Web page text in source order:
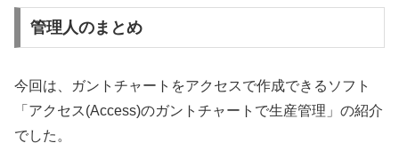
管理人のまとめ
今回は、ガントチャートをアクセスで作成できるソフト
「アクセス(Access)のガントチャートで生産管理」の紹介
でした。